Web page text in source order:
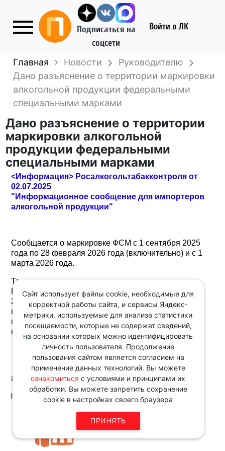
Подписаться на
соцсети
Войти в ЛК
Главная Новости
Руководителю
Дано разъяснение о территории маркировки
алкогольной продукции федеральными
специальными марками
Дано разъяснение о территории
маркировки алкогольной
продукции федеральными
специальными марками
<Информация> Росалкогольтабакконтроля от
02.07.2025
"Информационное сообщение для импортеров
алкогольной продукции"
Сообщается о маркировке ФСМ с 1 сентября 2025
года по 28 февраля 2026 года (включительно) и с 1
марта 2026 года.
Также отмечается, что представление в
Росалкогольтабакконтроль в период с 1 сентября
2025 года по 28 февраля 2026 года документов,
подтверждающих маркировку алкогольной
продукции, произведенной не в ЕАЭС в местах ее
производства, законодательством не установлено.
Источник:
http://www.consultant.ru/
Сайт использует файлы cookie, необходимые для
корректной работы сайта, и сервисы Яндекс-
метрики, используемые для анализа статистики
посещаемости, которые не содержат сведений,
на основании которых можно идентифицировать
личность пользователя. Продолжение
пользования сайтом является согласием на
применение данных технологий. Вы можете
ознакомиться с условиями и принципами их
обработки. Вы можете запретить сохранение
cookie в настройках своего браузера
ПРИНЯТЬ
Звоните по телефону в рабочие
дни с 9:00 до 18:00